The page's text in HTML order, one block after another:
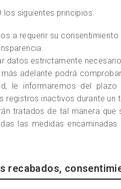
los siguientes principios:
a requerir su
datos estrictamente
adelante podrá
le informaremos del
inactivos durante un
tratados de tal manera
las medidas
recabados,